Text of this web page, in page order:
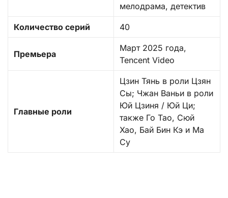
мелодрама, детектив
Количество серий 40
Премьера
Март 2025 года,
Tencent Video
Главные роли
Цзин Тянь в роли Цзян
Сы; Чжан Ваньи в роли
Юй Цзиня / Юй Ци;
также Го Тао, Сюй
Хао, Бай Бин Кэ и Ма
Су